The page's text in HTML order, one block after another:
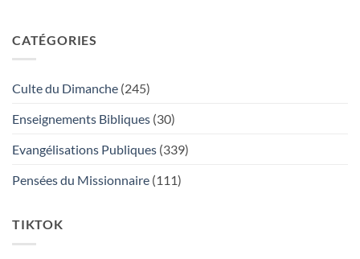
CATÉGORIES
Culte du Dimanche (245)
Enseignements Bibliques (30)
Evangélisations Publiques (339)
Pensées du Missionnaire (111)
TIKTOK